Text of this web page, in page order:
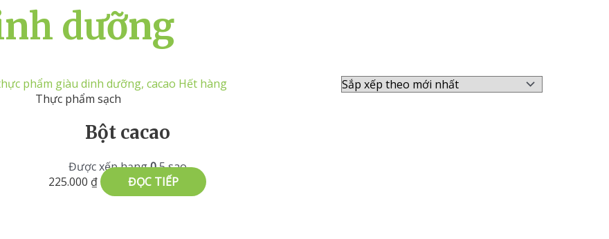
dưỡng
Hết hàng
Thực phẩm sạch
Bột cacao
Được xếp hạng05 sao
225.000 ₫ ĐỌC TIẾP